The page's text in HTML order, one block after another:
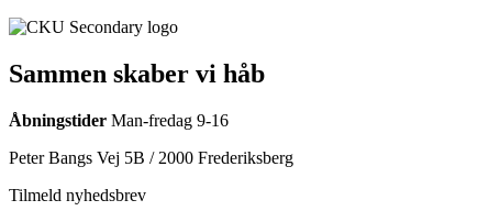
Sammen skaber vi håb
Åbningstider Man-fredag 9-16
Peter Bangs Vej 5B / 2000 Frederiksberg
Tilmeld nyhedsbrev